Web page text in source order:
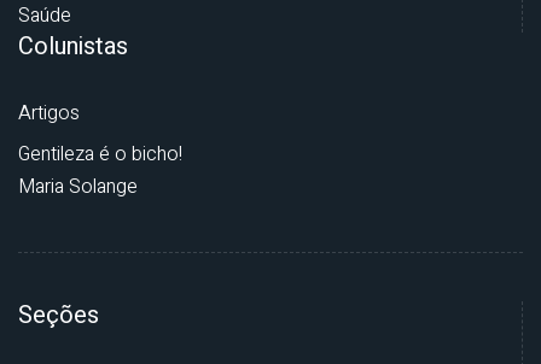
Saúde
Colunistas
Artigos
Gentileza é o bicho!
Maria Solange
Seções